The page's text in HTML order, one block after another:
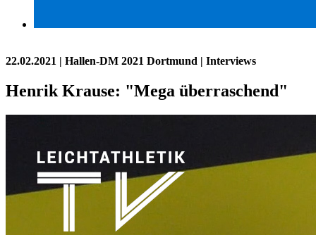
22.02.2021 | Hallen-DM 2021 Dortmund | Interviews
Henrik Krause: "Mega überraschend"